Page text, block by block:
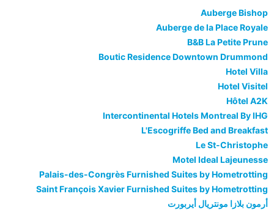
Auberge Bishop
Auberge de la Place Royale
B&B La Petite Prune
Boutic Residence Downtown Drummond
Hotel Villa
Hotel Visitel
Hôtel A2K
Intercontinental Hotels Montreal By IHG
L'Escogriffe Bed and Breakfast
Le St-Christophe
Motel Ideal Lajeunesse
Palais-des-Congrès Furnished Suites by Hometrotting
Saint François Xavier Furnished Suites by Hometrotting
أرمون بلازا مونتريال أيربورت